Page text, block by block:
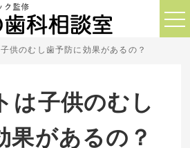
供のむし歯予防に効果があるの？
は子供のむし
果があるの？